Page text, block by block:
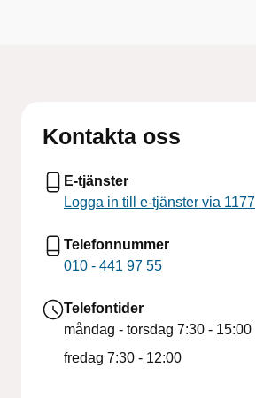
Kontakta oss
E-tjänster
Logga in till e-tjänster via 1177
Telefonnummer
010 - 441 97 55
Telefontider
måndag - torsdag 7:30 - 15:00
fredag 7:30 - 12:00